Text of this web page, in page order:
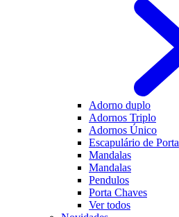
Adorno duplo
Adornos Triplo
Adornos Único
Escapulário de Porta
Mandalas
Mandalas
Pendulos
Porta Chaves
Ver todos